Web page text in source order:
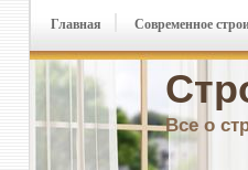
Все о
Главная Современное